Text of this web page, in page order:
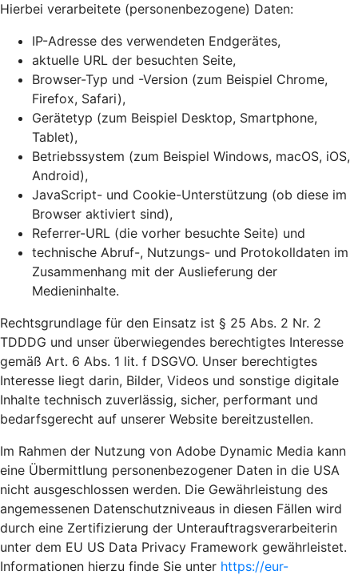
Hierbei verarbeitete (personenbezogene) Daten:
IP-Adresse des verwendeten Endgerätes,
aktuelle URL der besuchten Seite,
Browser-Typ und -Version (zum Beispiel Chrome,
Firefox, Safari),
Gerätetyp (zum Beispiel Desktop, Smartphone,
Tablet),
Betriebssystem (zum Beispiel Windows, macOS, iOS,
Android),
JavaScript- und Cookie-Unterstützung (ob diese im
Browser aktiviert sind),
Referrer-URL (die vorher besuchte Seite) und
technische Abruf-, Nutzungs- und Protokolldaten im
Zusammenhang mit der Auslieferung der
Medieninhalte.
Rechtsgrundlage für den Einsatz ist § 25 Abs. 2 Nr. 2
TDDDG und unser überwiegendes berechtigtes Interesse
gemäß Art. 6 Abs. 1 lit. f DSGVO. Unser berechtigtes
Interesse liegt darin, Bilder, Videos und sonstige digitale
Inhalte technisch zuverlässig, sicher, performant und
bedarfsgerecht auf unserer Website bereitzustellen.
Im Rahmen der Nutzung von Adobe Dynamic Media kann
eine Übermittlung personenbezogener Daten in die USA
nicht ausgeschlossen werden. Die Gewährleistung des
angemessenen Datenschutzniveaus in diesen Fällen wird
durch eine Zertifizierung der Unterauftragsverarbeiterin
unter dem EU US Data Privacy Framework gewährleistet.
Informationen hierzu finde Sie unter https://eur-